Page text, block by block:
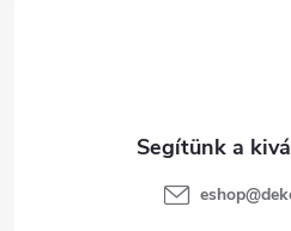
eshop@